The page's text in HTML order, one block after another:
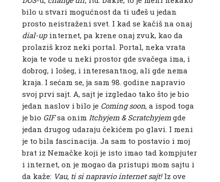
bilo u stvari mogućnost da ti uđeš u jedan
prosto neistraženi svet. I kad se kačiš na onaj
dial-upinternet, pa krene onaj zvuk, kao da
prolaziš kroz neki portal. Portal, neka vrata
koja te vode u neki prostor gde svačega ima, i
dobrog, i lošeg, i interesantnog, ali gde nema
kraja. I sećam se, ja sam 98. godine napravio
svoj prvi sajt. A, sajt je izgledao tako što je bio
jedan naslov i bilo je Coming soon, a ispod toga
je bio GIFsa onim Itchyjem & Scratchyjemgde
jedan drugog udaraju čekićem po glavi. I meni
je to bila fascinacija. Ja sam to postavio i moj
brat iz Nemačke koji je isto imao tad kompjuter
i internet, on je mogao da pristupi mom sajtu i
da kaže: Vau, ti si napravio internet sajt!Iz ove